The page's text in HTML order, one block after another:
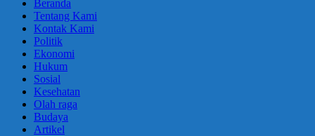
Beranda
Tentang Kami
Kontak Kami
Politik
Ekonomi
Hukum
Sosial
Kesehatan
Olah raga
Budaya
Artikel